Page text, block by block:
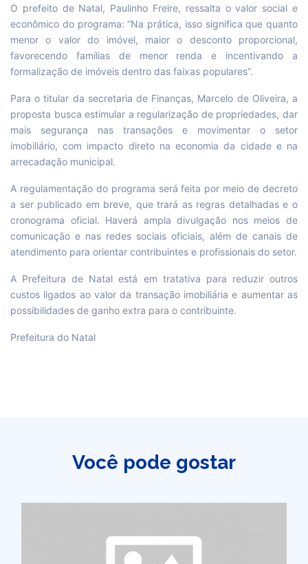
O prefeito de Natal, Paulinho Freire, ressalta o valor social e
econômico do programa: “Na prática, isso significa que quanto
menor o valor do imóvel, maior o desconto proporcional,
favorecendo famílias de menor renda e incentivando a
formalização de imóveis dentro das faixas populares”.
Para o titular da secretaria de Finanças, Marcelo de Oliveira, a
proposta busca estimular a regularização de propriedades, dar
mais segurança nas transações e movimentar o setor
imobiliário, com impacto direto na economia da cidade e na
arrecadação municipal.
A regulamentação do programa será feita por meio de decreto
a ser publicado em breve, que trará as regras detalhadas e o
cronograma oficial. Haverá ampla divulgação nos meios de
comunicação e nas redes sociais oficiais, além de canais de
atendimento para orientar contribuintes e profissionais do setor.
A Prefeitura de Natal está em tratativa para reduzir outros
custos ligados ao valor da transação imobiliária e aumentar as
possibilidades de ganho extra para o contribuinte.
Prefeitura do Natal
Você pode gostar